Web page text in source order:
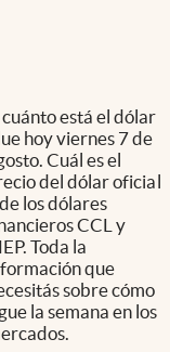
está el dólar
hoy viernes 7 de
Cuál es el
del dólar oficial
los dólares
CCL y
Toda la
que
sobre cómo
la semana en los